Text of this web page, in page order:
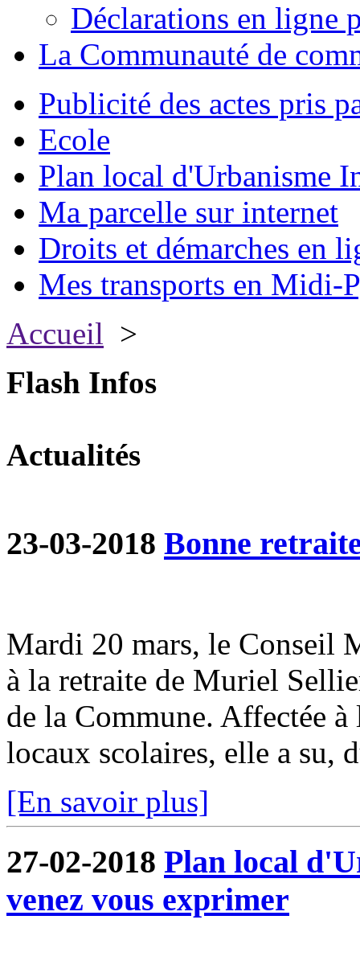
Déclarations en ligne
La Communauté de
Publicité des actes pris
Ecole
Plan local d'Urbanisme
Ma parcelle sur internet
Droits et démarches en
Mes transports en Midi-
Accueil >
Flash Infos
Actualités
23-03-2018 Bonne
Mardi 20 mars, le Conseil
à la retraite de Muriel
de la Commune. Affectée
locaux scolaires, elle a su,
[En savoir plus]
27-02-2018 Plan local
venez vous exprimer